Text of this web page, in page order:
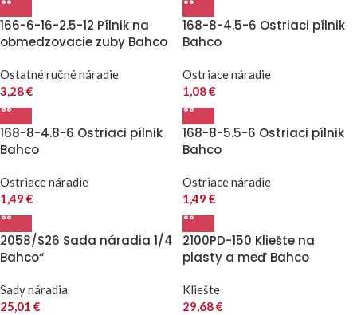
166-6-16-2.5-12 Pílnik na
obmedzovacie zuby Bahco
Ostatné ručné náradie
3,28€
168-8-4.5-6 Ostriaci pílnik
Bahco
Ostriace náradie
1,08€
168-8-4.8-6 Ostriaci pílnik
Bahco
Ostriace náradie
1,49 €
168-8-5.5-6 Ostriaci pílnik
Bahco
Ostriace náradie
1,49 €
2058/S26 Sada náradia 1/4
Bahco“
Sady náradia
25,01 €
2100PD-150 Kliešte na
plasty a meď Bahco
Kliešte
29,68€